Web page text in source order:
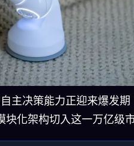
主决策能力正迎来爆发期
化架构切入这一万亿级